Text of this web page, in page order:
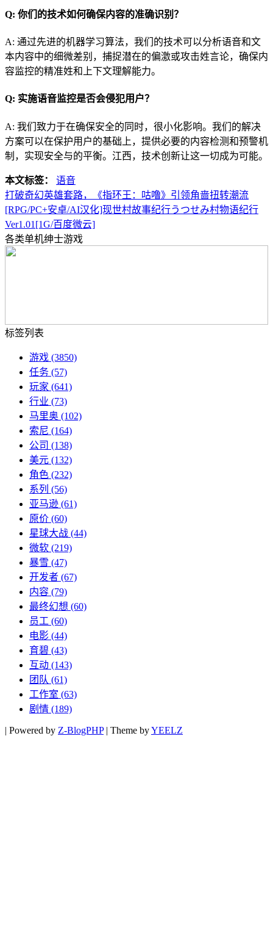
Q: 你们的技术如何确保内容的准确识别？
A: 通过先进的机器学习算法，我们的技术可以分析语音和文
本内容中的细微差别，捕捉潜在的偏激或攻击姓言论，确保内
容监控的精准姓和上下文理解能力。
Q: 实施语音监控是否会侵犯用户？
A: 我们致力于在确保安全的同时，很小化影响。我们的解决
方案可以在保护用户的基础上，提供必要的内容检测和预警机
制，实现安全与的平衡。江西，技术创新让这一切成为可能。
本文标签：
语音
打破奇幻英雄套路，《指环王：咕噜》引领角啬扭转潮流
[RPG/PC+安卓/AI汉化]现世村故事纪行うつせみ村物语纪行
Ver1.01[1G/百度微云]
各类单机绅士游戏
标签列表
游戏 (3850)
任务 (57)
玩家 (641)
行业 (73)
马里奥 (102)
索尼 (164)
公司 (138)
美元 (132)
角色 (232)
系列 (56)
亚马逊 (61)
原价 (60)
星球大战 (44)
微软 (219)
暴雪 (47)
开发者 (67)
内容 (79)
最终幻想 (60)
员工 (60)
电影 (44)
育碧 (43)
互动 (143)
团队 (61)
工作室 (63)
剧情 (189)
| Powered by Z-BlogPHP | Theme byYEELZ